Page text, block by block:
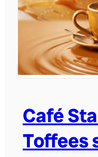
Café
Toffees